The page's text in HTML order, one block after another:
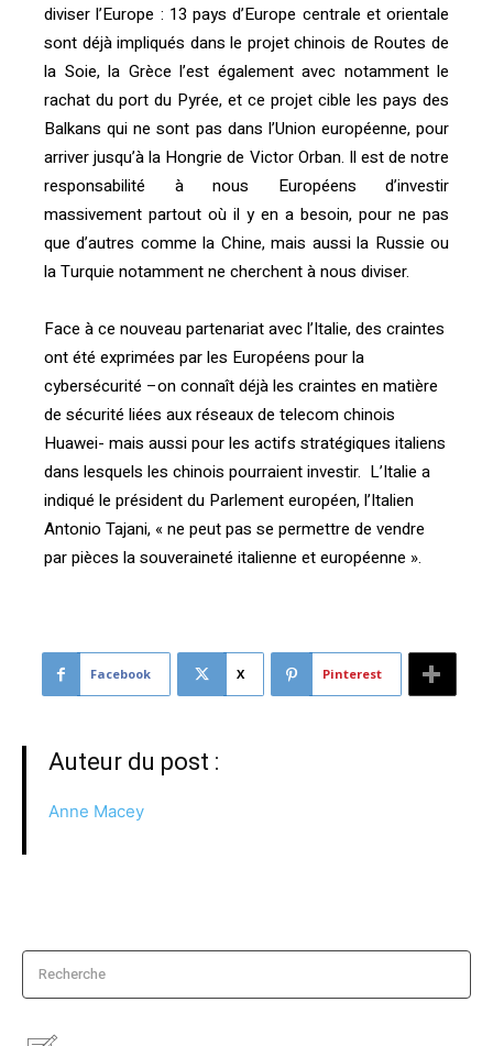
diviser l’Europe : 13 pays d’Europe centrale et orientale
sont déjà impliqués dans le projet chinois de Routes de
la Soie, la Grèce l’est également avec notamment le
rachat du port du Pyrée, et ce projet cible les pays des
Balkans qui ne sont pas dans l’Union européenne, pour
arriver jusqu’à la Hongrie de Victor Orban. Il est de notre
responsabilité à nous Européens d’investir
massivement partout où il y en a besoin, pour ne pas
que d’autres comme la Chine, mais aussi la Russie ou
la Turquie notamment ne cherchent à nous diviser.
Face à ce nouveau partenariat avec l’Italie, des craintes
ont été exprimées par les Européens pour la
cybersécurité –on connaît déjà les craintes en matière
de sécurité liées aux réseaux de telecom chinois
Huawei- mais aussi pour les actifs stratégiques italiens
dans lesquels les chinois pourraient investir. L’Italie a
indiqué le président du Parlement européen, l’Italien
Antonio Tajani, « ne peut pas se permettre de vendre
par pièces la souveraineté italienne et européenne ».
Facebook X Pinterest
Auteur du post :
Anne Macey
Recherche